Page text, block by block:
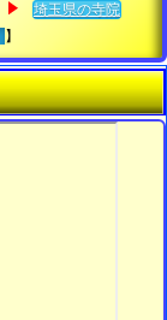
埼玉県の寺院
】